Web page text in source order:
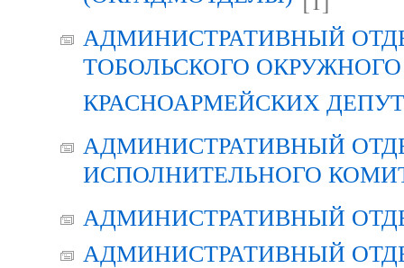
АДМИНИСТРАТИВНЫЙ
ТОБОЛЬСКОГО
КРАСНОАРМЕЙСКИХ
АДМИНИСТРАТИВНЫЙ
ИСПОЛНИТЕЛЬНОГО
АДМИНИСТРАТИВНЫЙ
АДМИНИСТРАТИВНЫЙ